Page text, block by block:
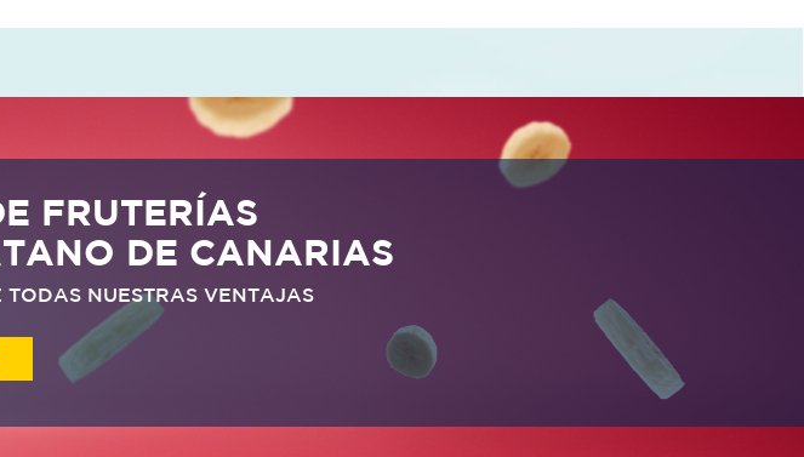
FRUTERÍAS
DE CANARIAS
TODAS NUESTRAS VENTAJAS